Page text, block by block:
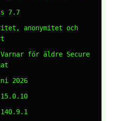
7.7
anonymitet och
Varnar för äldre Secure
2026
15.0.10
140.9.1